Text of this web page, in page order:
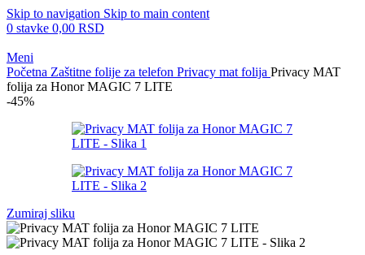
Skip to navigation Skip to main content
0 stavke 0,00 RSD
Meni
Početna Zaštitne folije za telefon Privacy mat folija Privacy MAT
folija za Honor MAGIC 7 LITE
-45%
Zumiraj sliku